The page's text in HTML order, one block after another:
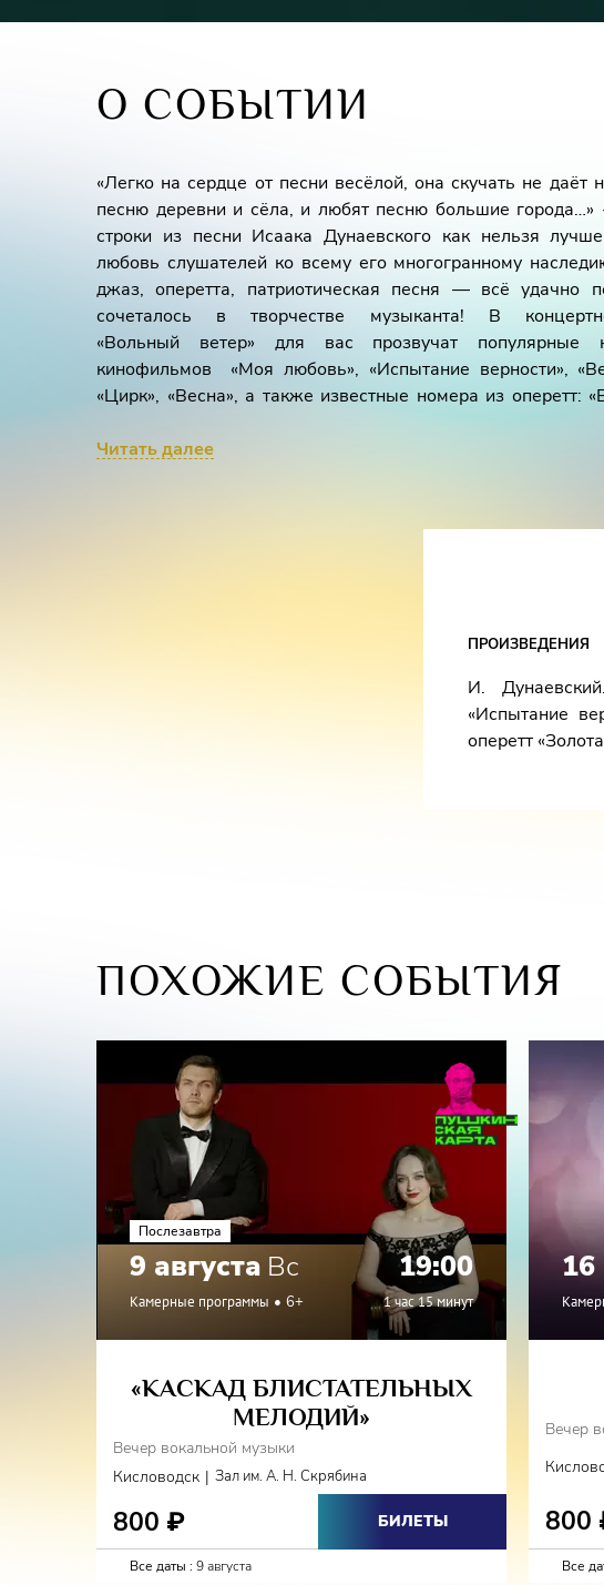
О СОБЫТИИ
«Легко на сердце от песни весёлой, она скучать не даёт
песню деревни и сёла, и любят песню большие города…»
строки из песни Исаака Дунаевского как нельзя
любовь слушателей ко всему его многогранному
джаз, оперетта, патриотическая песня — всё удачно
сочеталось в творчестве музыканта! В
«Вольный ветер» для вас прозвучат популярные
кинофильмов «Моя любовь», «Испытание верности»,
«Цирк», «Весна», а также известные номера из оперетт:
Читать далее
ПРОИЗВЕДЕНИЯ
И.
«Испытание
оперетт
ПОХОЖИЕ СОБЫТИЯ
Послезавтра
9 августа Вс 19:00
Камерные программы 6+ 1 час 15 минут
«КАСКАД БЛИСТАТЕЛЬНЫХ
МЕЛОДИЙ»
Вечер вокальной музыки
Кисловодск | Зал им. А. Н. Скрябина
800 ₽ БИЛЕТЫ
Все даты : 9 августа
16
Вечер
800
Все